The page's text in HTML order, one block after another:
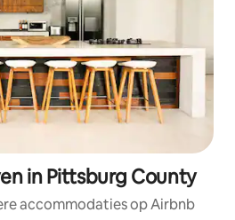
in Pittsburg County
accommodaties op Airbnb